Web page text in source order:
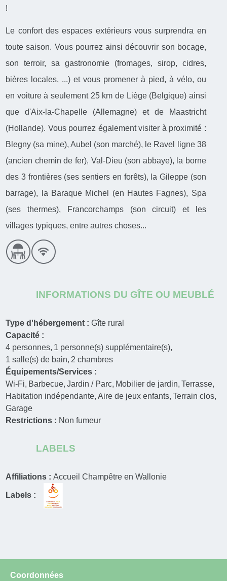
!
Le confort des espaces extérieurs vous surprendra en
toute saison. Vous pourrez ainsi découvrir son bocage,
son terroir, sa gastronomie (fromages, sirop, cidres,
bières locales, ...) et vous promener à pied, à vélo, ou
en voiture à seulement 25 km de Liège (Belgique) ainsi
que d'Aix-la-Chapelle (Allemagne) et de Maastricht
(Hollande). Vous pourrez également visiter à proximité :
Blegny (sa mine), Aubel (son marché), le Ravel ligne 38
(ancien chemin de fer), Val-Dieu (son abbaye), la borne
des 3 frontières (ses sentiers en forêts), la Gileppe (son
barrage), la Baraque Michel (en Hautes Fagnes), Spa
(ses thermes), Francorchamps (son circuit) et les
villages typiques, entre autres choses...
INFORMATIONS DU GÎTE OU MEUBLÉ
Type d'hébergement :Gîte rural
Capacité :
4 personnes 1 personne(s) supplémentaire(s)
1 salle(s) de bain 2 chambres
Équipements/Services :
Wi-Fi Barbecue Jardin / Parc Mobilier de jardin Terrasse
Habitation indépendante Aire de jeux enfants Terrain clos
Garage
Restrictions : Non fumeur
LABELS
Affiliations :Accueil Champêtre en Wallonie
Labels :
Coordonnées